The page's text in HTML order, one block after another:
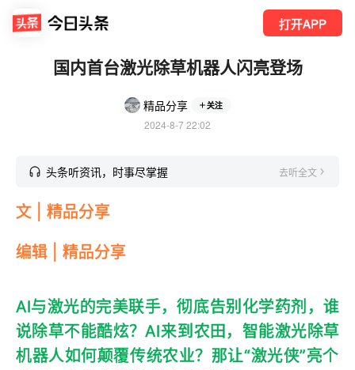
打开APP
国内首台激光除草机器人闪亮登场
精品分享 关注
2024-8-7 22:02
头条听资讯，时事尽掌握 去听全文
文 | 精品分享
编辑 | 精品分享
AI与激光的完美联手，彻底‬告别化学药剂，谁
说除草不能酷炫？AI来‬到‬农田，智能激光除草
机器人如何颠覆传统农业？那让‬“激光侠”亮个‬